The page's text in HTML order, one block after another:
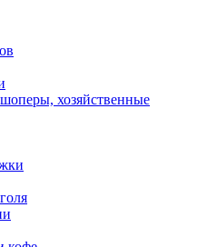
хозяйственные